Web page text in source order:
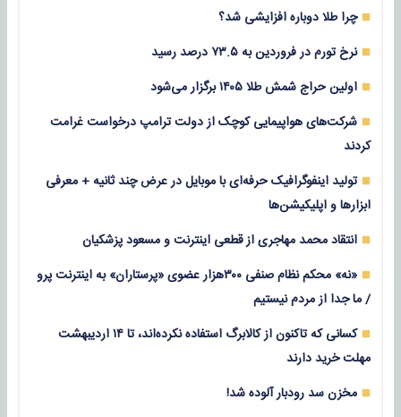
چرا طلا دوباره افزایشی شد؟
نرخ تورم در فروردین به ۷۳.۵ درصد رسید
اولین حراج شمش طلا ۱۴۰۵ برگزار می‌شود
شرکت‌های هواپیمایی کوچک از دولت ترامپ درخواست غرامت
کردند
تولید اینفوگرافیک حرفه‌ای با موبایل در عرض چند ثانیه + معرفی
ابزارها و اپلیکیشن‌ها
انتقاد محمد مهاجری از قطعی اینترنت و مسعود پزشکیان
«نه» محکم نظام صنفی ۳۰۰هزار عضوی «پرستاران» به اینترنت پرو
/ ما جدا از مردم نیستیم
کسانی که تاکنون از کالابرگ استفاده نکرده‌اند، تا ۱۴ اردیبهشت
مهلت خرید دارند
مخزن سد رودبار آلوده شد!